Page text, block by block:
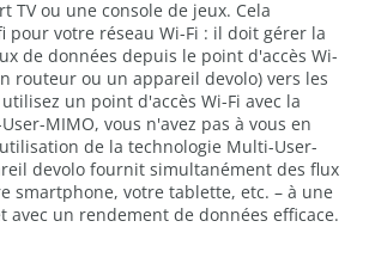
TV ou une console de jeux. Cela
pour votre réseau Wi-Fi : il doit gérer la
de données depuis le point d'accès Wi-
routeur ou un appareil devolo) vers les
un point d'accès Wi-Fi avec la
MIMO, vous n'avez pas à vous en
de la technologie Multi-User-
devolo fournit simultanément des flux
smartphone, votre tablette, etc. – à une
avec un rendement de données efficace.